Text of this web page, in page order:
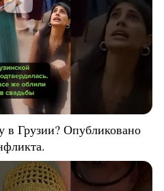
в Грузии? Опубликовано